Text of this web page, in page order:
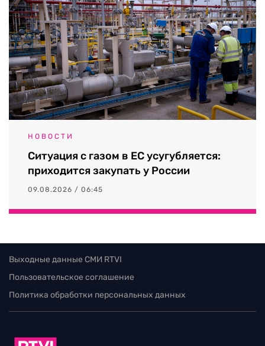
НОВОСТИ
Ситуация с газом в ЕС усугубляется:
приходится закупать у России
09.08.2026 / 06:45
Выходные данные СМИ RTVI
Пользовательское соглашение
Политика обработки персональных данных